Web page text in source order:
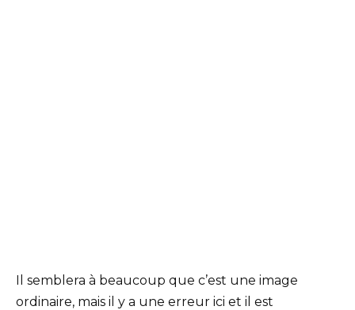
Il semblera à beaucoup que c’est une image
ordinaire, mais il y a une erreur ici et il est